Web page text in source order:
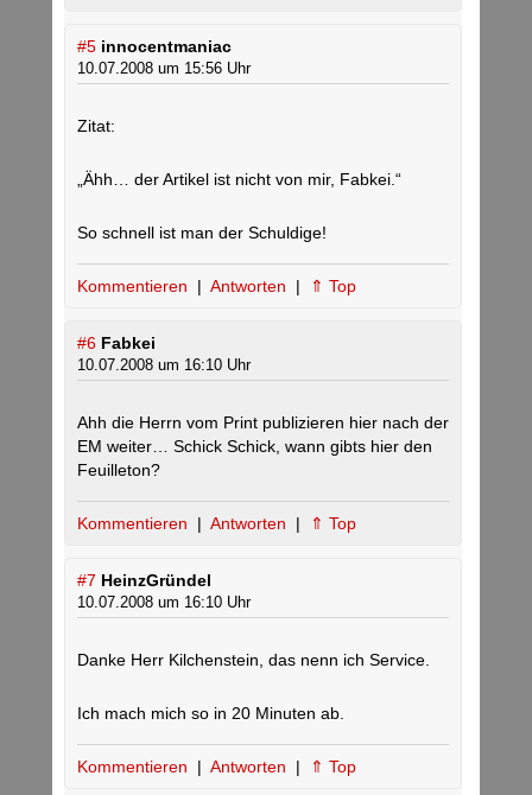
#5 innocentmaniac
10.07.2008 um 15:56 Uhr
Zitat:
„Ähh… der Artikel ist nicht von mir, Fabkei.“
So schnell ist man der Schuldige!
Kommentieren | Antworten | ⇑ Top
#6 Fabkei
10.07.2008 um 16:10 Uhr
Ahh die Herrn vom Print publizieren hier nach der
EM weiter… Schick Schick, wann gibts hier den
Feuilleton?
Kommentieren | Antworten | ⇑ Top
#7 HeinzGründel
10.07.2008 um 16:10 Uhr
Danke Herr Kilchenstein, das nenn ich Service.
Ich mach mich so in 20 Minuten ab.
Kommentieren | Antworten | ⇑ Top